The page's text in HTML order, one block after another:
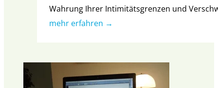
Wahrung Ihrer Intimitätsgrenzen und
mehr erfahren →